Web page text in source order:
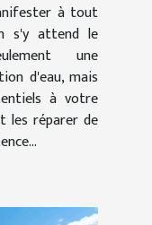
à tout
s'y attend le
une
d'eau, mais
à votre
les réparer de